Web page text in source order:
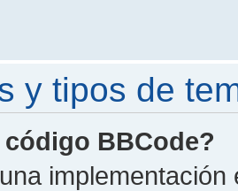
y tipos de
código BBCode?